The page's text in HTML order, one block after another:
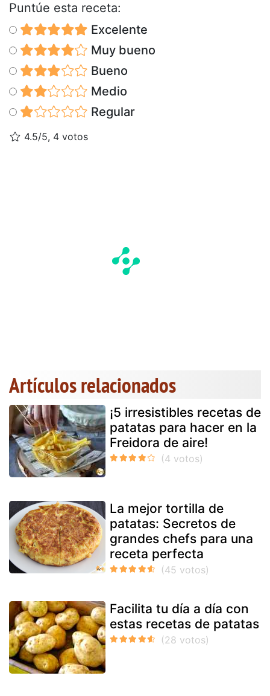
Puntúe esta receta:
Excelente
Muy bueno
Bueno
Medio
Regular
4.5/5, 4 votos
Artículos relacionados
¡5 irresistibles recetas de
patatas para hacer en la
Freidora de aire!
La mejor tortilla de
patatas: Secretos de
grandes chefs para una
receta perfecta
Facilita tu día a día con
estas recetas de patatas